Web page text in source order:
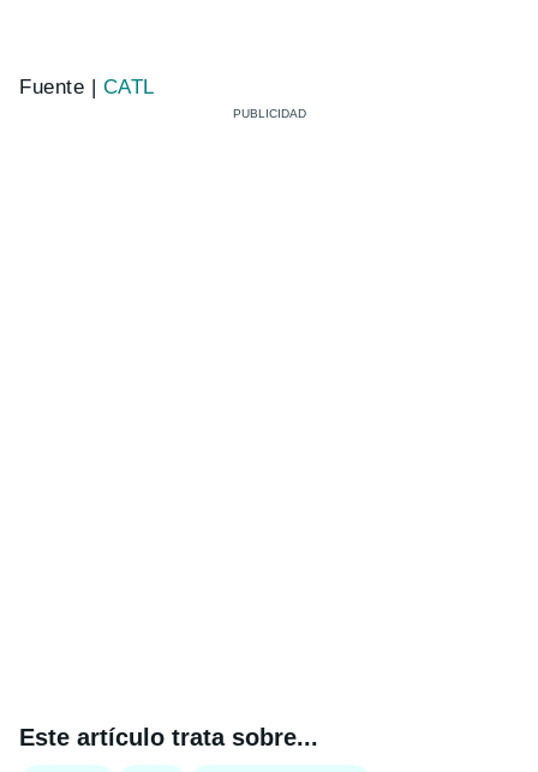
Fuente | CATL
Este artículo trata sobre...